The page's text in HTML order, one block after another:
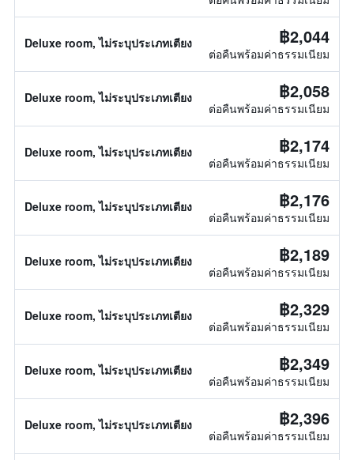
Deluxe room, ไม่ระบุประเภทเตียง ฿2,044
ต่อคืนพร้อมค่าธรรมเนียม
Deluxe room, ไม่ระบุประเภทเตียง ฿2,058
ต่อคืนพร้อมค่าธรรมเนียม
Deluxe room, ไม่ระบุประเภทเตียง ฿2,174
ต่อคืนพร้อมค่าธรรมเนียม
Deluxe room, ไม่ระบุประเภทเตียง ฿2,176
ต่อคืนพร้อมค่าธรรมเนียม
Deluxe room, ไม่ระบุประเภทเตียง ฿2,189
ต่อคืนพร้อมค่าธรรมเนียม
Deluxe room, ไม่ระบุประเภทเตียง ฿2,329
ต่อคืนพร้อมค่าธรรมเนียม
Deluxe room, ไม่ระบุประเภทเตียง ฿2,349
ต่อคืนพร้อมค่าธรรมเนียม
Deluxe room, ไม่ระบุประเภทเตียง ฿2,396
ต่อคืนพร้อมค่าธรรมเนียม